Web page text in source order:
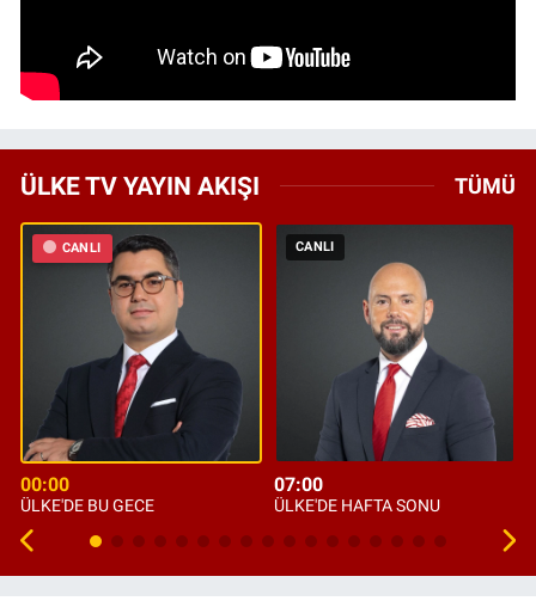
ÜLKE TV YAYIN AKIŞI TÜMÜ
CANLI
00:00
ÜLKE'DE BU GECE
CANLI
07:00
ÜLKE'DE HAFTA SONU